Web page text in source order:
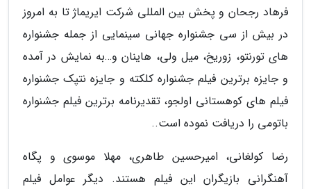
فرهاد رجحان و پخش بین المللی شرکت ایریماژ تا به امروز
در بیش از سی جشنواره جهانی سینمایی از جمله جشنواره
های تورنتو، زوریخ، میل ولی، هاینان و…به نمایش در آمده
و جایزه برترین فیلم جشنواره کلکته و جایزه نتپک جشنواره
فیلم های کوهستانی اولجو، تقدیرنامه برترین فیلم جشنواره
باتومی را دریافت نموده است..
رضا کولغانی، امیرحسین طاهری، مهلا موسوی و پگاه
آهنگرانی بازیگران این فیلم هستند. دیگر عوامل فیلم